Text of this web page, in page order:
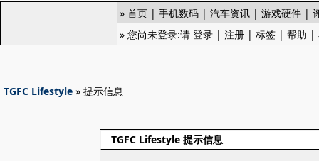
» 首页 | 手机数码 | 汽车资讯 | 游戏硬件 |
» 您尚未登录:请 登录 | 注册 | 标签 | 帮助 |
TGFC Lifestyle » 提示信息
TGFC Lifestyle 提示信息